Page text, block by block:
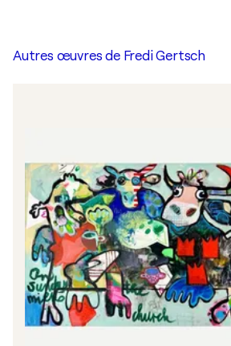
Autres œuvres de Fredi Gertsch